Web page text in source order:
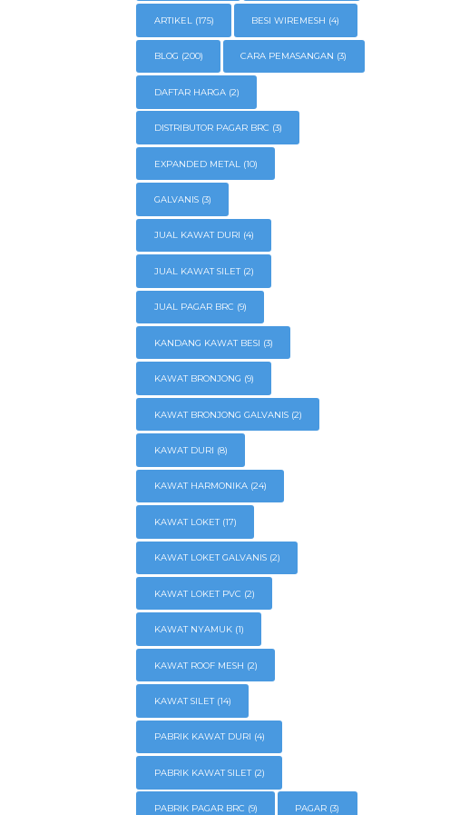
ARTIKEL (175) BESI WIREMESH (4)
BLOG (200) CARA PEMASANGAN (3)
DAFTAR HARGA(2)
DISTRIBUTOR PAGAR BRC (3)
EXPANDED METAL (10)
GALVANIS(3)
JUAL KAWAT DURI (4)
JUAL KAWAT SILET(2)
JUAL PAGAR BRC (9)
KANDANG KAWAT BESI (3)
KAWAT BRONJONG (9)
KAWAT BRONJONG GALVANIS(2)
KAWAT DURI (8)
KAWAT HARMONIKA(24)
KAWAT LOKET(17)
KAWAT LOKET GALVANIS(2)
KAWAT LOKET PVC (2)
KAWAT NYAMUK(1)
KAWAT ROOF MESH (2)
KAWAT SILET(14)
PABRIK KAWAT DURI (4)
PABRIK KAWAT SILET(2)
PABRIK PAGAR BRC (9) PAGAR (3)